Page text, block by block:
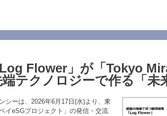
Flower」が「Tokyo
テクノロジーで作る「未
シーは、2026年6月17日(水)より、東
イeSGプロジェクト」の発信・交流